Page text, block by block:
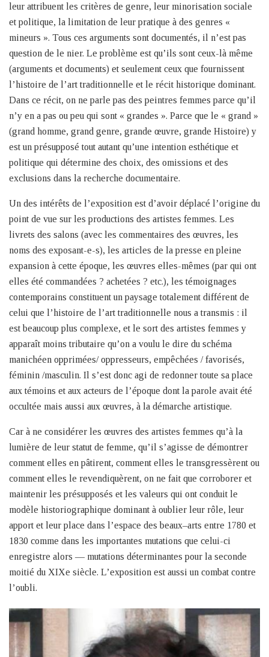
leur attribuent les critères de genre, leur minorisation sociale
et politique, la limitation de leur pratique à des genres «
mineurs ». Tous ces arguments sont documentés, il n’est pas
question de le nier. Le problème est qu’ils sont ceux-là même
(arguments et documents) et seulement ceux que fournissent
l’histoire de l’art traditionnelle et le récit historique dominant.
Dans ce récit, on ne parle pas des peintres femmes parce qu’il
n’y en a pas ou peu qui sont « grandes ». Parce que le « grand »
(grand homme, grand genre, grande œuvre, grande Histoire) y
est un présupposé tout autant qu’une intention esthétique et
politique qui détermine des choix, des omissions et des
exclusions dans la recherche documentaire.
Un des intérêts de l’exposition est d’avoir déplacé l’origine du
point de vue sur les productions des artistes femmes. Les
livrets des salons (avec les commentaires des œuvres, les
noms des exposant-e-s), les articles de la presse en pleine
expansion à cette époque, les œuvres elles-mêmes (par qui ont
elles été commandées ? achetées ? etc.), les témoignages
contemporains constituent un paysage totalement différent de
celui que l’histoire de l’art traditionnelle nous a transmis : il
est beaucoup plus complexe, et le sort des artistes femmes y
apparaît moins tributaire qu’on a voulu le dire du schéma
manichéen opprimées/ oppresseurs, empêchées / favorisés,
féminin /masculin. Il s’est donc agi de redonner toute sa place
aux témoins et aux acteurs de l’époque dont la parole avait été
occultée mais aussi aux œuvres, à la démarche artistique.
Car à ne considérer les œuvres des artistes femmes qu’à la
lumière de leur statut de femme, qu’il s’agisse de démontrer
comment elles en pâtirent, comment elles le transgressèrent ou
comment elles le revendiquèrent, on ne fait que corroborer et
maintenir les présupposés et les valeurs qui ont conduit le
modèle historiographique dominant à oublier leur rôle, leur
apport et leur place dans l’espace des beaux–arts entre 1780 et
1830 comme dans les importantes mutations que celui-ci
enregistre alors — mutations déterminantes pour la seconde
moitié du XIXe siècle. L’exposition est aussi un combat contre
l’oubli.